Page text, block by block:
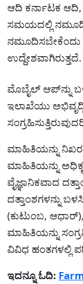
ಆದಿ ಕರ್ನಾಟಕ ಆದಿ,
ಸಮಯದಲ್ಲಿ
ನಮೂದಿಸಬೇಕೆಂದು
ಉದ್ದೇಶವಾಗಿರುತ್ತದೆ.
ಮೊಬೈಲ್ ಆಪ್‍ನ್ನು
ಇಲಾಖೆಯು
ಮಾಹಿತಿಯನ್ನು
ಮಾಹಿತಿಯನ್ನು
ವೈಜ್ಞಾನಿಕವಾದ
ದತ್ತಾಂಶಗಳನ್ನು
(ಕುಟುಂಬ,
ಮಾಹಿತಿಯನ್ನು
ವಿವಿಧ ಹಂತಗಳಲ್ಲಿ
ಇದನ್ನೂ ಓದಿ: